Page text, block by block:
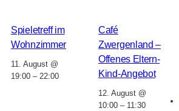
Spieletreff im
Wohnzimmer
11. August @
19:00 –22:00
Café
Zwergenland –
Offenes Eltern-
Kind-Angebot
12. August @
10:00 – 11:30